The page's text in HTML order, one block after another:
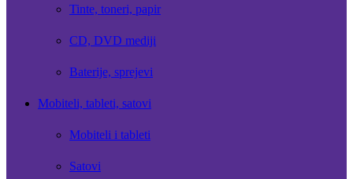
Tinte, toneri, papir
CD, DVD mediji
Baterije, sprejevi
Mobiteli, tableti, satovi
Mobiteli i tableti
Satovi